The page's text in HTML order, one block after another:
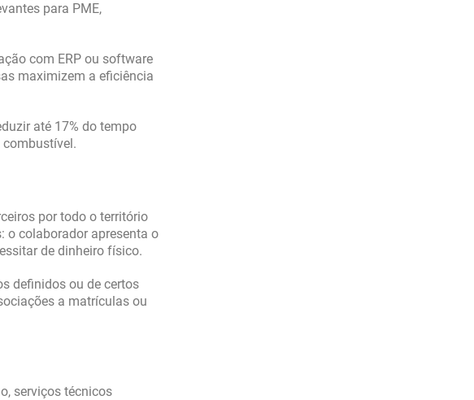
para PME,
com ERP ou software
maximizem a eficiência
até 17% do tempo
por todo o território
o colaborador apresenta o
de dinheiro físico.
definidos ou de certos
a matrículas ou
serviços técnicos